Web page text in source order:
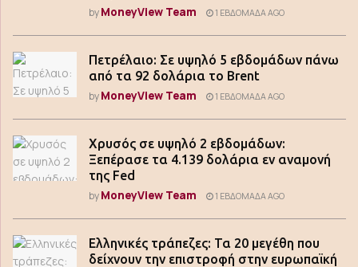
byMoneyView Team 1 ΕΒΔΟΜΆΔΑ AGO
Πετρέλαιο: Σε υψηλό 5 εβδομάδων πάνω
από τα 92 δολάρια το Brent
byMoneyView Team 1 ΕΒΔΟΜΆΔΑ AGO
Χρυσός σε υψηλό 2 εβδομάδων:
Ξεπέρασε τα 4.139 δολάρια εν αναμονή
της Fed
byMoneyView Team 1 ΕΒΔΟΜΆΔΑ AGO
Ελληνικές τράπεζες: Τα 20 μεγέθη που
δείχνουν την επιστροφή στην ευρωπαϊκή